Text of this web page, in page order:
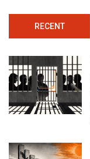
RECENT